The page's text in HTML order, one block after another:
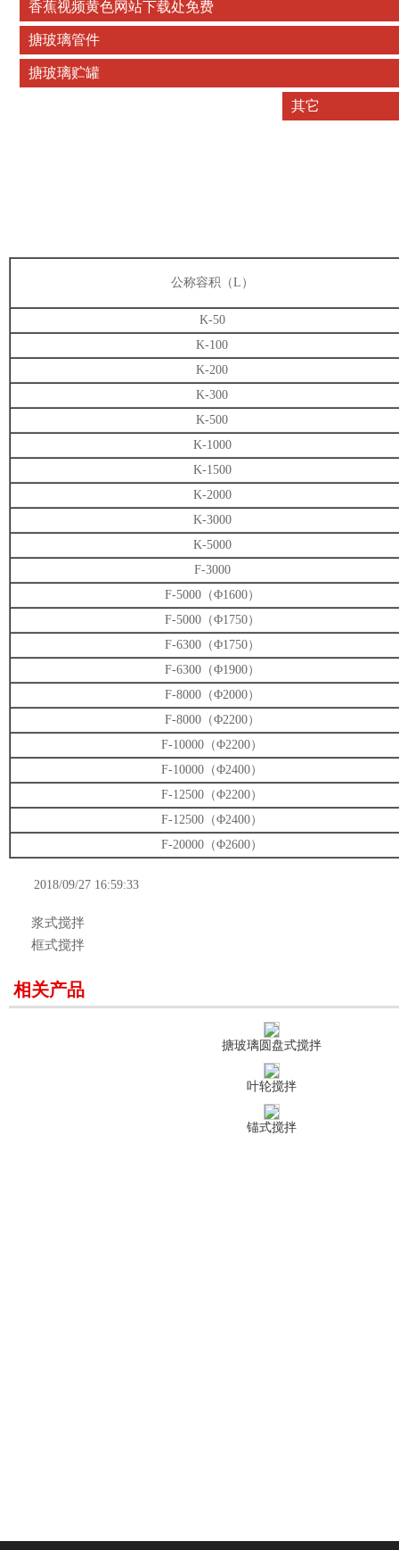
香蕉视频黄色网站下载处免费
搪玻璃管件
搪玻璃贮罐
其它
公称容积（L）
K-50
K-100
K-200
K-300
K-500
K-1000
K-1500
K-2000
K-3000
K-5000
F-3000
F-5000（Φ1600）
F-5000（Φ1750）
F-6300（Φ1750）
F-6300（Φ1900）
F-8000（Φ2000）
F-8000（Φ2200）
F-10000（Φ2200）
F-10000（Φ2400）
F-12500（Φ2200）
F-12500（Φ2400）
F-20000（Φ2600）
2018/09/27 16:59:33
浆式搅拌
框式搅拌
相关产品
搪玻璃圆盘式搅拌
叶轮搅拌
锚式搅拌